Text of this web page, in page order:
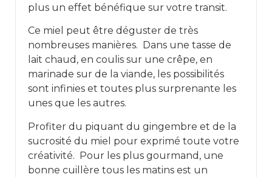
plus un effet bénéfique sur votre transit.
Ce miel peut être déguster de très
nombreuses manières. Dans une tasse de
lait chaud, en coulis sur une crêpe, en
marinade sur de la viande, les possibilités
sont infinies et toutes plus surprenante les
unes que les autres.
Profiter du piquant du gingembre et de la
sucrosité du miel pour exprimé toute votre
créativité. Pour les plus gourmand, une
bonne cuillère tous les matins est un